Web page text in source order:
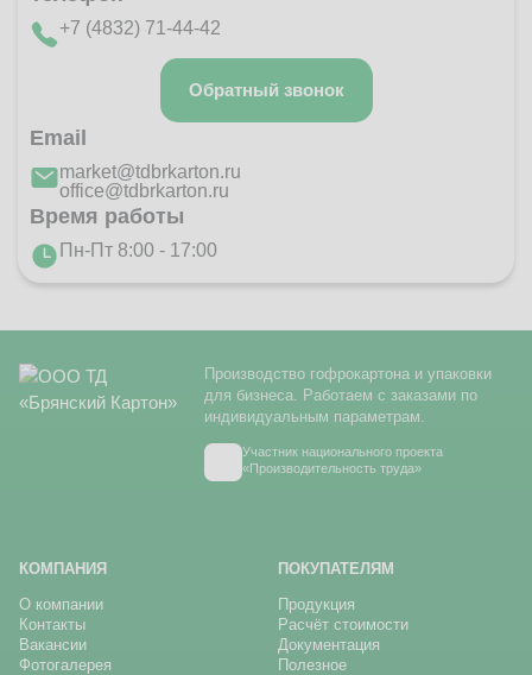
market@tdbrkarton.ru
+7 (4832) 71-44-42
г. Брянск, Белобережская улица, 1А
© 2014 - 2026 | ООО ТД "Брянский картон" Все права защищены,
информация принадлежит владельцу сайта. Копирование
+7 (4832) 71-44-42
Обратный звонок
Email
market@tdbrkarton.ru
office@tdbrkarton.ru
Время работы
Пн-Пт 8:00 - 17:00
Производство гофрокартона и упаковки
для бизнеса. Работаем с заказами по
индивидуальным параметрам.
Участник национального проекта
«Производительность труда»
КОМПАНИЯ
О компании
Контакты
Вакансии
Фотогалерея
ПОКУПАТЕЛЯМ
Продукция
Расчёт стоимости
Документация
Полезное